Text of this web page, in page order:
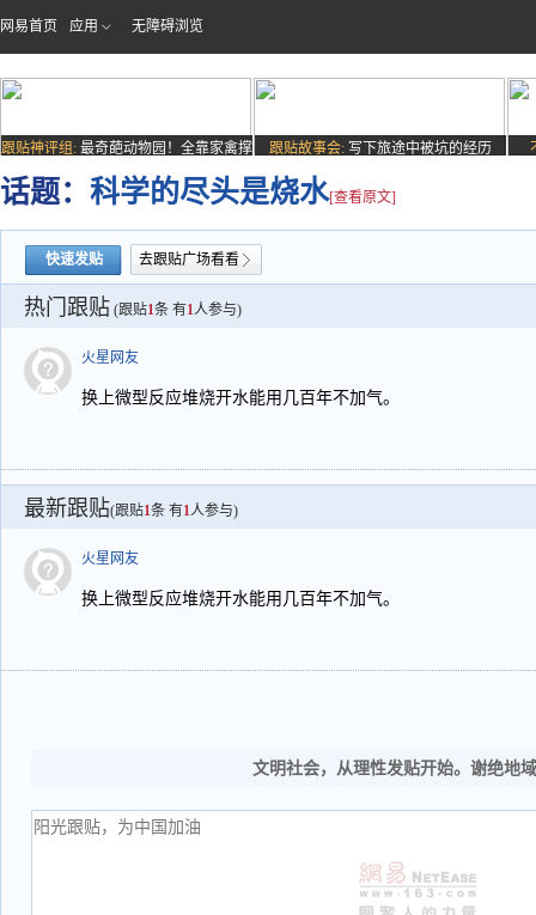
网易首页 应用 无障碍浏览
跟贴神评组: 最奇葩动物园！全靠家禽撑
场子
跟贴故事会: 写下旅途中被坑的经历
话题： 科学的尽头是烧水[查看原文]
快速发贴 去跟贴广场看看
热门跟贴 (跟贴1条 有1人参与)
火星网友
换上微型反应堆烧开水能用几百年不加气。
最新跟贴(跟贴1条 有1人参与)
火星网友
换上微型反应堆烧开水能用几百年不加气。
文明社会，从理性发贴开始。谢绝地